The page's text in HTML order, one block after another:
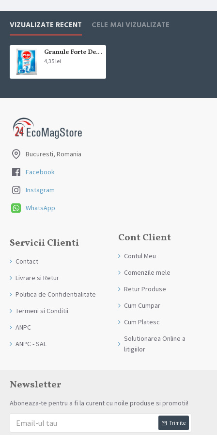
VIZUALIZATE RECENT CELE MAI VIZUALIZATE
Granule Forte Desfundat Peak Out Apa rece 60 g
4,35 lei
Bucuresti, Romania
Facebook
Instagram
WhatsApp
Servicii Clienti
Contact
Livrare si Retur
Politica de Confidentialitate
Termeni si Conditii
ANPC
ANPC - SAL
Cont Client
Contul Meu
Comenzile mele
Retur Produse
Cum Cumpar
Cum Platesc
Solutionarea Online a
litigiilor
Newsletter
Aboneaza-te pentru a fi la curent cu noile produse si promotii!
Trimite